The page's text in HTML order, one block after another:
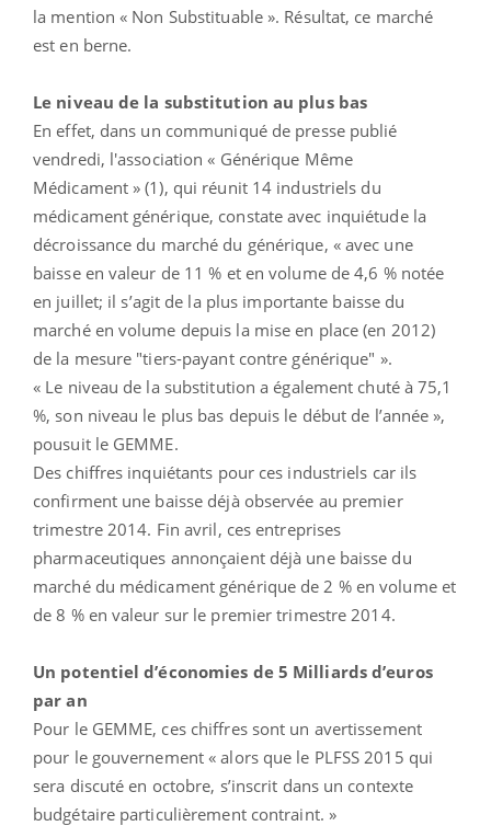
la mention « Non Substituable ». Résultat, ce marché
est en berne.
Le niveau de la substitution au plus bas
En effet, dans un communiqué de presse publié
vendredi, l'association « Générique Même
Médicament » (1), qui réunit 14 industriels du
médicament générique, constate avec inquiétude la
décroissance du marché du générique, « avec une
baisse en valeur de 11 % et en volume de 4,6 % notée
en juillet; il s’agit de la plus importante baisse du
marché en volume depuis la mise en place (en 2012)
de la mesure "tiers-payant contre générique" ».
« Le niveau de la substitution a également chuté à 75,1
%, son niveau le plus bas depuis le début de l’année »,
pousuit le GEMME.
Des chiffres inquiétants pour ces industriels car ils
confirment une baisse déjà observée au premier
trimestre 2014. Fin avril, ces entreprises
pharmaceutiques annonçaient déjà une baisse du
marché du médicament générique de 2 % en volume et
de 8 % en valeur sur le premier trimestre 2014.
Un potentiel d’économies de 5 Milliards d’euros
par an
Pour le GEMME, ces chiffres sont un avertissement
pour le gouvernement « alors que le PLFSS 2015 qui
sera discuté en octobre, s’inscrit dans un contexte
budgétaire particulièrement contraint. »